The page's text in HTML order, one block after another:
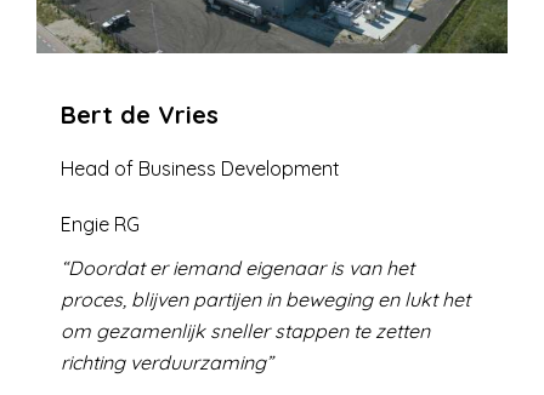
Bert de Vries
Head of Business Development
Engie RG
Doordat er iemand eigenaar is van het
proces, blijven partijen in beweging en lukt het
om gezamenlijk sneller stappen te zetten
richting verduurzaming